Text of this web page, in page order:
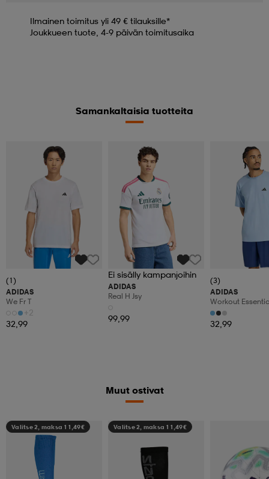
Ilmainen toimitus yli 49 € tilauksille*
Joukkueen tuote, 4-9 päivän toimitusaika
Samankaltaisia tuotteita
(1)
ADIDAS
We Fr T
+2
32,99
Ei sisälly kampanjoihin
ADIDAS
Real H Jsy
99,99
(3)
ADIDAS
Workout
32,99
Muut ostivat
Valitse 2, maksa 11,49€ Valitse 2, maksa 11,49€